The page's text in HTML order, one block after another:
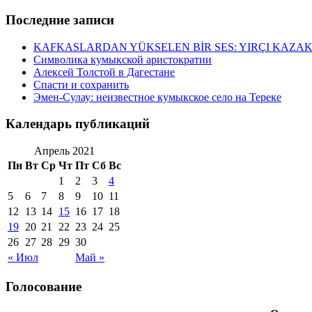
Последние записи
KAFKASLARDAN YÜKSELEN BİR SES: YIRÇI KAZAK
Символика кумыкской аристократии
Алексей Толстой в Дагестане
Спасти и сохранить
Эмен-Сулау: неизвестное кумыкское село на Тереке
Календарь публикаций
Апрель 2021
Пн Вт Ср Чт Пт Сб Вс
« Июл Май »
1 2 3
4
5
6 7 8 9 10 11
12
13 14 15 16 17 18
19 20 21 22 23 24 25
26 27 28 29 30
Голосование